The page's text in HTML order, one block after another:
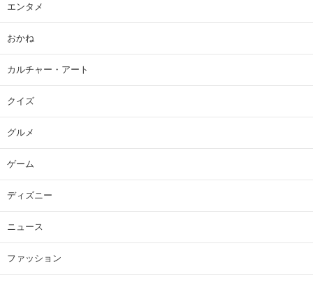
エンタメ
おかね
カルチャー・アート
クイズ
グルメ
ゲーム
ディズニー
ニュース
ファッション